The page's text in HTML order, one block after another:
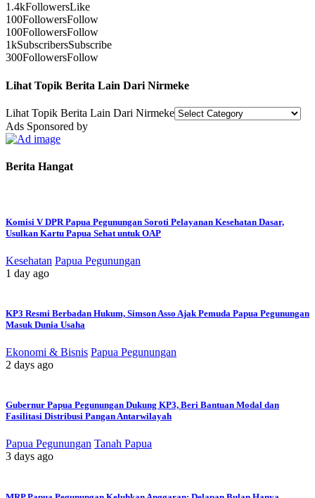
1.4kFollowersLike
100FollowersFollow
100FollowersFollow
1kSubscribersSubscribe
300FollowersFollow
Lihat Topik Berita Lain Dari Nirmeke
Lihat Topik Berita Lain Dari Nirmeke
Ads Sponsored by
Berita Hangat
Komisi V DPR Papua Pegunungan Soroti Pelayanan Kesehatan Dasar,
Usulkan Kartu Papua Sehat untuk OAP
Kesehatan Papua Pegunungan
1 day ago
KP3 Resmi Berbadan Hukum, Simson Asso Ajak Pemuda Papua Pegunungan
Masuk Dunia Usaha
Ekonomi & Bisnis Papua Pegunungan
2 days ago
Gubernur Papua Pegunungan Dukung KP3, Beri Bantuan Modal dan
Fasilitasi Distribusi Pangan Antarwilayah
Papua Pegunungan Tanah Papua
3 days ago